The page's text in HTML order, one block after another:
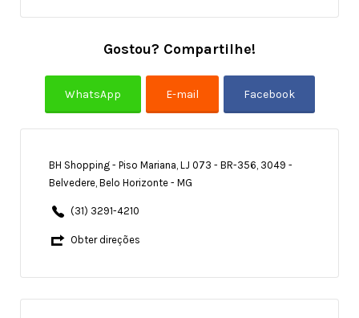
Gostou? Compartilhe!
BH Shopping - Piso Mariana, LJ 073 - BR-356, 3049 -
Belvedere, Belo Horizonte - MG
(31) 3291-4210
Obter direções